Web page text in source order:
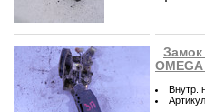
Замок
OMEGA
Внутр.
Артикул